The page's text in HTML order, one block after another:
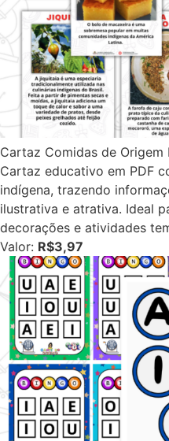
Cartaz Comidas de Origem
Cartaz educativo em PDF
indígena, trazendo
ilustrativa e atrativa. Ideal
decorações e atividades
Valor: R$3,97